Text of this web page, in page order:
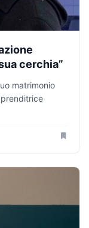
cerchia”
matrimonio